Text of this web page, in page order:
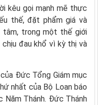
kêu gọi mạnh mẽ thực
thế, đặt phẩm giá và
tâm, trong một thế giới
chịu đau khổ vì kỳ thị và
Đức Tổng Giám mục
nhất của Bộ Loan báo
Thánh. Đức Thánh